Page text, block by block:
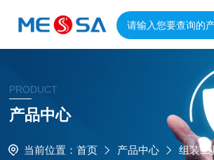
PRODUCT
产品中心
当前位置： 首页 产品中心 组装工